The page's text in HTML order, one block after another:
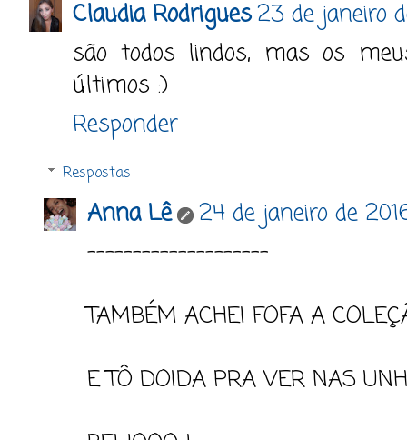
Claudia Rodrigues23 de janeiro
são todos lindos, mas os
últimos :)
Responder
Respostas
Anna Lê
24 de janeiro de
--------------------
TAMBÉM ACHEI FOFA A
E TÔ DOIDA PRA VER NAS